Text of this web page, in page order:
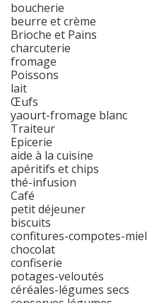
boucherie
beurre et crème
Brioche et Pains
charcuterie
fromage
Poissons
lait
Œufs
yaourt-fromage blanc
Traiteur
Epicerie
aide à la cuisine
apéritifs et chips
thé-infusion
Café
petit déjeuner
biscuits
confitures-compotes-miel
chocolat
confiserie
potages-veloutés
céréales-légumes secs